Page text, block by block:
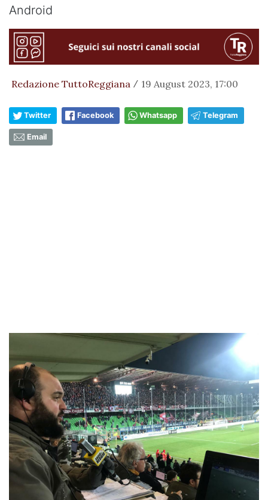
Android
Redazione TuttoReggiana / 19 August 2023, 17:00
Twitter Facebook Whatsapp Telegram
Email